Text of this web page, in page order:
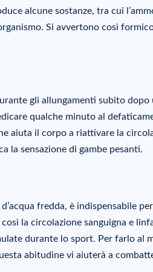
alcune sostanze, tra cui
Si avvertono così
gli allungamenti subito dopo
qualche minuto al
aiuta il corpo a riattivare la
la sensazione di gambe pesanti.
fredda, è indispensabile
la circolazione sanguigna e
durante lo sport. Per farlo al
abitudine vi aiuterà a